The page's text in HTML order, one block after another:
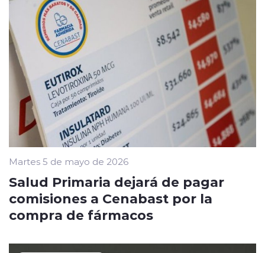
Martes 5 de mayo de 2026
Salud Primaria dejará de pagar
comisiones a Cenabast por la
compra de fármacos